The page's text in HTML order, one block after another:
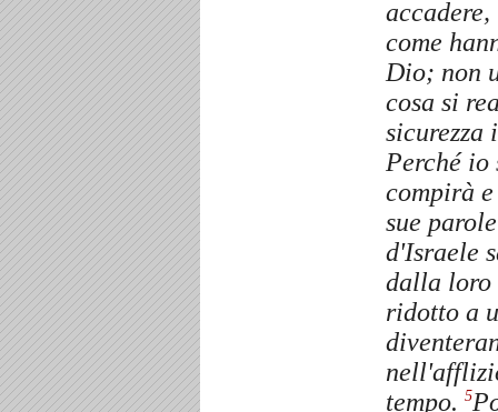
come
Dio; non
cosa si
sicurezza
Perché io
compirà
sue
d'Israele
dalla loro
ridotto a
tempo. 5